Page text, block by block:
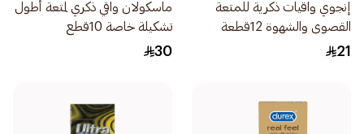
إنجوي واقيات ذكرية للمتعة
القصوى والشهوة 12قطعة
21
ماسكولان واقي ذكري لمتعة أطول
تشكيلة خاصة 10قطع
30